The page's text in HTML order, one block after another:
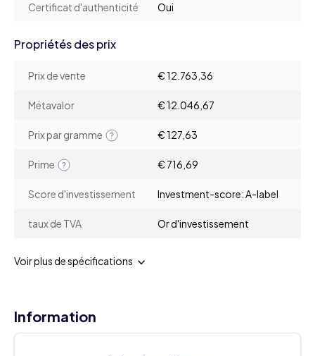
Certificat d'authenticité Oui
Propriétés des prix
Prix de vente € 12.763,36
Métavalor € 12.046,67
Prix par gramme € 127,63
Prime € 716,69
Score d'investissement Investment-score: A-label
taux de TVA Or d'investissement
Voir plus de spécifications
Information